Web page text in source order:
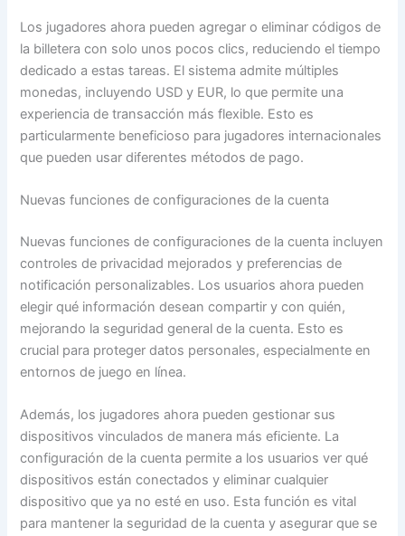
Los jugadores ahora pueden agregar o eliminar códigos de
la billetera con solo unos pocos clics, reduciendo el tiempo
dedicado a estas tareas. El sistema admite múltiples
monedas, incluyendo USD y EUR, lo que permite una
experiencia de transacción más flexible. Esto es
particularmente beneficioso para jugadores internacionales
que pueden usar diferentes métodos de pago.
Nuevas funciones de configuraciones de la cuenta
Nuevas funciones de configuraciones de la cuenta incluyen
controles de privacidad mejorados y preferencias de
notificación personalizables. Los usuarios ahora pueden
elegir qué información desean compartir y con quién,
mejorando la seguridad general de la cuenta. Esto es
crucial para proteger datos personales, especialmente en
entornos de juego en línea.
Además, los jugadores ahora pueden gestionar sus
dispositivos vinculados de manera más eficiente. La
configuración de la cuenta permite a los usuarios ver qué
dispositivos están conectados y eliminar cualquier
dispositivo que ya no esté en uso. Esta función es vital
para mantener la seguridad de la cuenta y asegurar que se